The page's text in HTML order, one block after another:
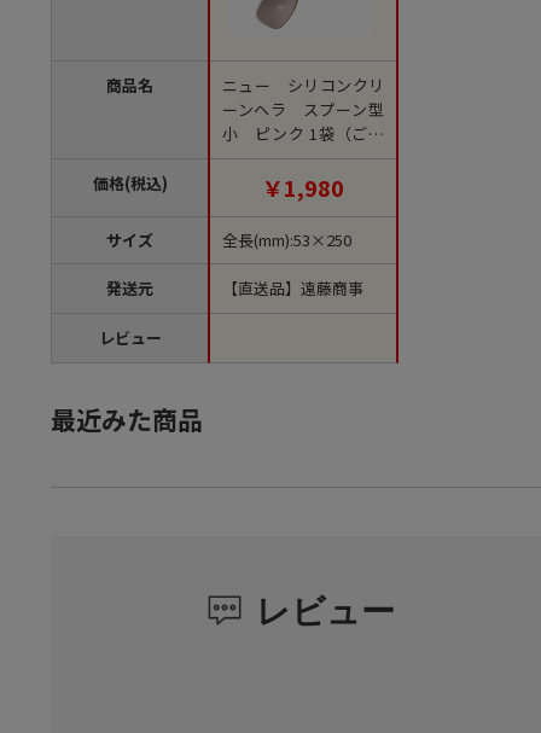
商品名
価格(税込)
サイズ
発送元
レビュー
ニュー シリコンクリ
ーンヘラ スプーン型
小 ピンク 1袋（ご注
文単位1袋）【直送
￥1,980
全長(mm):53×250
【直送品】遠藤商事
最近みた商品
レビュー